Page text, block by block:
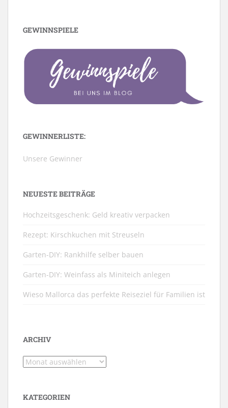
GEWINNSPIELE
GEWINNERLISTE:
Unsere Gewinner
NEUESTE BEITRÄGE
Hochzeitsgeschenk: Geld kreativ verpacken
Rezept: Kirschkuchen mit Streuseln
Garten-DIY: Rankhilfe selber bauen
Garten-DIY: Weinfass als Miniteich anlegen
Wieso Mallorca das perfekte Reiseziel für Familien ist
ARCHIV
Archiv
KATEGORIEN